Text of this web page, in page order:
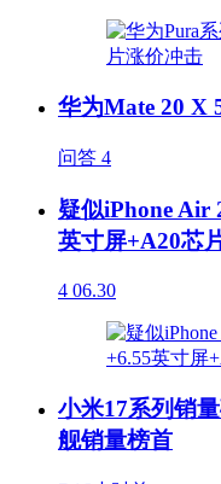
华为Mate 20 X
问答 4
疑似iPhone Air
英寸屏+A20芯
4 06.30
小米17系列销
舰销量榜首